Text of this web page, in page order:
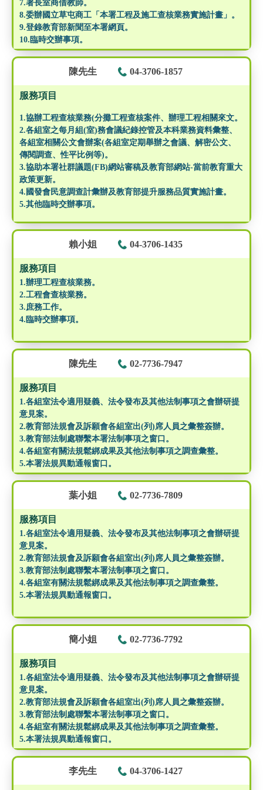
7.署長室商借教師。
8.委辦國立草屯商工「本署工程及施工查核業務實施計畫」。
9.登錄教育部新聞至本署網頁。
10.臨時交辦事項。
陳先生 04-3706-1857
服務項目
1.協辦工程查核業務(分攤工程查核案件、辦理工程相關來文。
2.各組室之每月組(室)務會議紀錄控管及本科業務資料彙整、
各組室相關公文會辦案(各組室定期舉辦之會議、解密公文、
傳閱調查、性平比例等)。
3.協助本署社群議題(FB)網站審稿及教育部網站-當前教育重大
政策更新。
4.國發會民意調查計彙辦及教育部提升服務品質實施計畫。
5.其他臨時交辦事項。
賴小姐 04-3706-1435
服務項目
1.辦理工程查核業務。
2.工程會查核業務。
3.庶務工作。
4.臨時交辦事項。
陳先生 02-7736-7947
服務項目
1.各組室法令適用疑義、法令發布及其他法制事項之會辦研提
意見案。
2.教育部法規會及訴願會各組室出(列)席人員之彙整簽辦。
3.教育部法制處聯繫本署法制事項之窗口。
4.各組室有關法規鬆綁成果及其他法制事項之調查彙整。
5.本署法規異動通報窗口。
葉小姐 02-7736-7809
服務項目
1.各組室法令適用疑義、法令發布及其他法制事項之會辦研提
意見案。
2.教育部法規會及訴願會各組室出(列)席人員之彙整簽辦。
3.教育部法制處聯繫本署法制事項之窗口。
4.各組室有關法規鬆綁成果及其他法制事項之調查彙整。
5.本署法規異動通報窗口。
簡小姐 02-7736-7792
服務項目
1.各組室法令適用疑義、法令發布及其他法制事項之會辦研提
意見案。
2.教育部法規會及訴願會各組室出(列)席人員之彙整簽辦。
3.教育部法制處聯繫本署法制事項之窗口。
4.各組室有關法規鬆綁成果及其他法制事項之調查彙整。
5.本署法規異動通報窗口。
李先生 04-3706-1427